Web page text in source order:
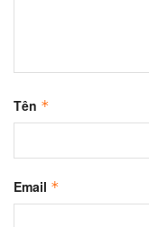
Tên *
Email *